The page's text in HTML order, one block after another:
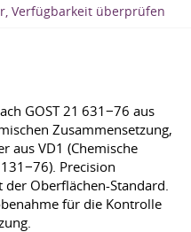
Verfügbarkeit überprüfen
GOST 21 631−76 aus
Zusammensetzung,
aus VD1 (Chemische
Precision
Oberflächen-Standard.
für die Kontrolle